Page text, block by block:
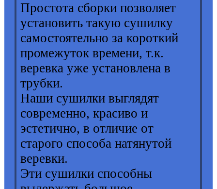
Простота сборки позволяет
установить такую сушилку
самостоятельно за короткий
промежуток времени, т.к.
веревка уже установлена в
трубки.
Наши сушилки выглядят
современно, красиво и
эстетично, в отличие от
старого способа натянутой
веревки.
Эти сушилки способны